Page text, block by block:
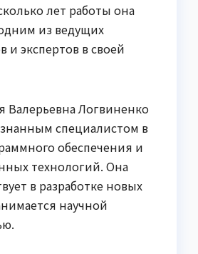
лет работы она
из ведущих
и экспертов в своей
Валерьевна Логвиненко
специалистом в
обеспечения и
технологий. Она
в разработке новых
научной